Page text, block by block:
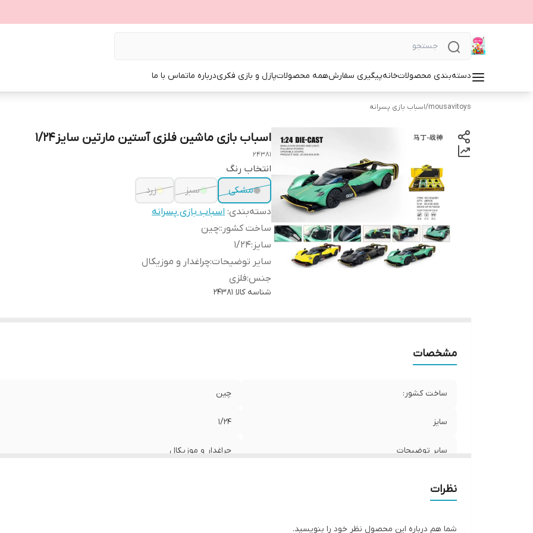
دسته‌بندی محصولاتخانهپیگیری سفارشهمه محصولاتپازل و بازی فکریدرباره ماتماس با ما
mousavitoys
/اسباب بازی پسرانه
اسباب بازی ماشین فلزی آستین مارتین سایز1/24
24381
انتخاب رنگ
مشکی
سبز
زرد
دسته‌بندی: اسباب بازی پسرانه
ساخت کشور::چین
سایز :
1/24
سایر توضیحات:چراغدار و موزیکال
جنس:فلزی
شناسه کالا 24381
مشخصات
ساخت کشور: چین
سایز 1/24
سایر توضیحات چراغدار و موزیکال
نظرات
شما هم درباره این محصول نظر خود را بنویسید.